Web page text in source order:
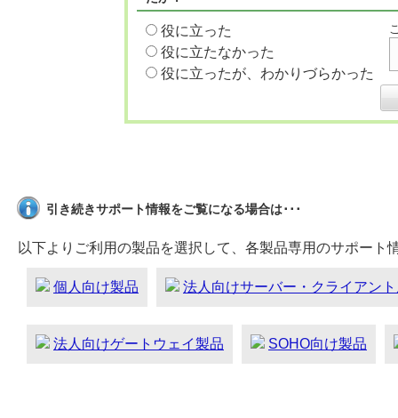
役に立った
役に立たなかった
役に立ったが、わかりづらかった
引き続きサポート情報をご覧になる場合は･･･
以下よりご利用の製品を選択して、各製品専用のサポート
個人向け製品 法人向けサーバー・クライアン
法人向けゲートウェイ製品 SOHO向け製品